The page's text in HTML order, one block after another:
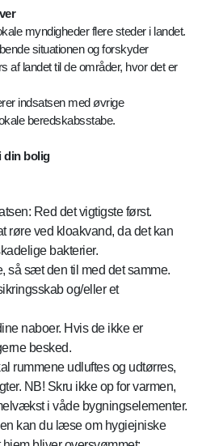
myndigheder flere steder i landet.
situationen og forskyder
af landet til de områder, hvor det er
indsatsen med øvrige
beredskabsstabe.
din bolig
Red det vigtigste først.
røre ved kloakvand, da det kan
bakterier.
så sæt den til med det samme.
og/eller et
naboer. Hvis de ikke er
besked.
rummene udluftes og udtørres,
NB! Skru ikke op for varmen,
i våde bygningselementer.
kan du læse om hygiejniske